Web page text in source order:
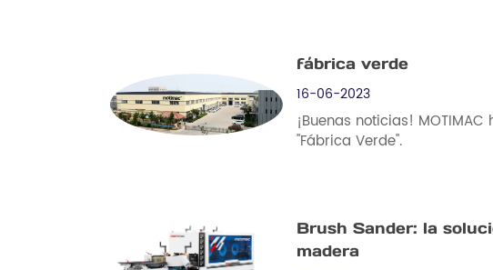
fábrica verde
16-06-2023
¡Buenas noticias!
"Fábrica Verde".
Brush Sander: la
madera